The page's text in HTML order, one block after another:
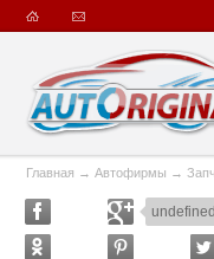
Главная → Автофирмы →
undefined